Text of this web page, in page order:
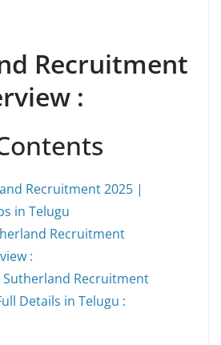
Recruitment
:
Recruitment 2025 |
in Telugu
Recruitment
:
Sutherland Recruitment
Details in Telugu :